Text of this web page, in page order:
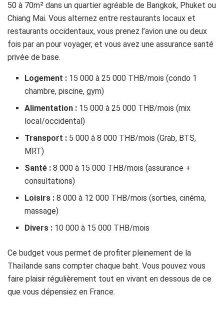
50 à 70m² dans un quartier agréable de Bangkok, Phuket ou
Chiang Mai. Vous alternez entre restaurants locaux et
restaurants occidentaux, vous prenez l’avion une ou deux
fois par an pour voyager, et vous avez une assurance santé
privée de base.
Logement : 15 000 à 25 000 THB/mois (condo 1
chambre, piscine, gym)
Alimentation : 15 000 à 25 000 THB/mois (mix
local/occidental)
Transport : 5 000 à 8 000 THB/mois (Grab, BTS,
MRT)
Santé : 8 000 à 15 000 THB/mois (assurance +
consultations)
Loisirs : 8 000 à 12 000 THB/mois (sorties, cinéma,
massage)
Divers : 10 000 à 15 000 THB/mois
Ce budget vous permet de profiter pleinement de la
Thaïlande sans compter chaque baht. Vous pouvez vous
faire plaisir régulièrement tout en vivant en dessous de ce
que vous dépensiez en France.